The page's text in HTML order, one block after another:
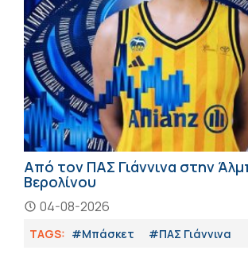
Από τον ΠΑΣ Γιάννινα στην
Βερολίνου
04-08-2026
TAGS: #Μπάσκετ #ΠΑΣ Γιάννινα